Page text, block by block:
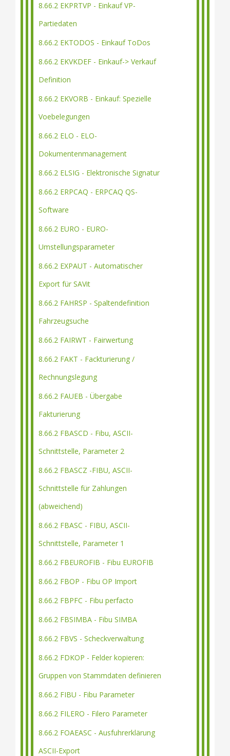
8.66.2 EKPRTVP - Einkauf VP-
Partiedaten
8.66.2 EKTODOS - Einkauf ToDos
8.66.2 EKVKDEF - Einkauf-> Verkauf
Definition
8.66.2 EKVORB - Einkauf: Spezielle
Voebelegungen
8.66.2 ELO - ELO-
Dokumentenmanagement
8.66.2 ELSIG - Elektronische Signatur
8.66.2 ERPCAQ - ERPCAQ QS-
Software
8.66.2 EURO - EURO-
Umstellungsparameter
8.66.2 EXPAUT - Automatischer
Export für SAVit
8.66.2 FAHRSP - Spaltendefinition
Fahrzeugsuche
8.66.2 FAIRWT - Fairwertung
8.66.2 FAKT - Fackturierung /
Rechnungslegung
8.66.2 FAUEB - Übergabe
Fakturierung
8.66.2 FBASCD - Fibu, ASCII-
Schnittstelle, Parameter 2
8.66.2 FBASCZ -FIBU, ASCII-
Schnittstelle für Zahlungen
(abweichend)
8.66.2 FBASC - FIBU, ASCII-
Schnittstelle, Parameter 1
8.66.2 FBEUROFIB - Fibu EUROFIB
8.66.2 FBOP - Fibu OP Import
8.66.2 FBPFC - Fibu perfacto
8.66.2 FBSIMBA - Fibu SIMBA
8.66.2 FBVS - Scheckverwaltung
8.66.2 FDKOP - Felder kopieren:
Gruppen von Stammdaten definieren
8.66.2 FIBU - Fibu Parameter
8.66.2 FILERO - Filero Parameter
8.66.2 FOAEASC - Ausfuhrerklärung
ASCII-Export